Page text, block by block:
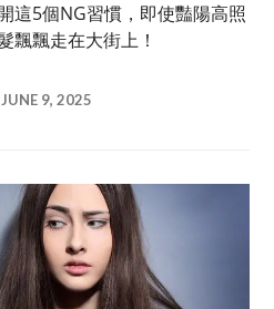
這5個NG習慣，即使豔陽高照
飄飄走在大街上！
髮狂出油？解救油膩髮絲，先戒
JUNE 9, 2025